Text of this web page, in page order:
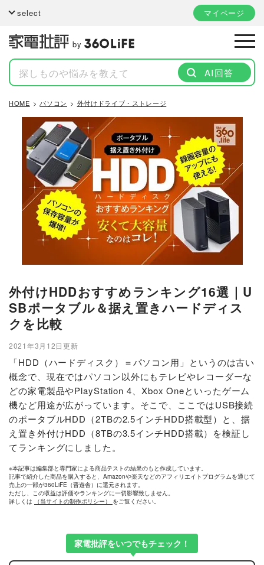
select マイページ
by
AI回答
HOME パソコン 外付けドライブ・ストレージ
外付けHDDおすすめランキング16選｜U
SBポータブル＆据え置きハードディス
クを比較
2021年3月12日更新
「HDD（ハードディスク）＝パソコン用」というのは古い
概念で、現在ではパソコン以外にもテレビやレコーダーな
どの家電製品やPlayStation 4、Xbox Oneといったゲーム
機など用途が広がっています。そこで、ここではUSB接続
のポータブルHDD（2TBの2.5インチHDD搭載型）と、据
え置き外付けHDD（8TBの3.5インチHDD搭載）を検証し
てランキングにしました。
※本記事は編集部と専門家による商品テストの結果のもと作成しています。
記事で紹介した商品を購入すると、Amazonや楽天などのアフィリエイトプログラムを通じて
売上の一部が360LiFE（晋遊舎）に還元されます。
ただし、この収益は評価やランキングに一切影響致しません。
詳しくは
（当サイトの制作ポリシー） をご覧ください。
家電批評をいつでもチェック！